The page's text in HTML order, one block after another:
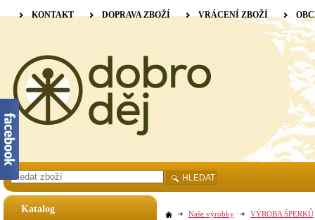
Katalog Naše výrobky VÝROBA ŠPERKŮ
KONTAKT DOPRAVA ZBOŽÍ VRÁCENÍ ZBOŽÍ
HLEDAT